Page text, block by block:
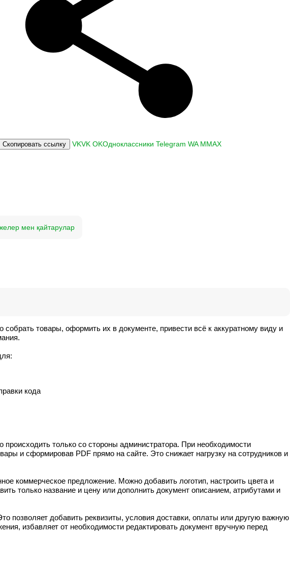
Скопировать ссылку VKVK OKОдноклассники Telegram WA MMAX
мен қайтарулар
товары, оформить их в документе, привести всё к аккуратному виду и
кода
только со стороны администратора. При необходимости
и сформировав PDF прямо на сайте. Это снижает нагрузку на сотрудников и
коммерческое предложение. Можно добавить логотип, настроить цвета и
только название и цену или дополнить документ описанием, атрибутами и
позволяет добавить реквизиты, условия доставки, оплаты или другую важную
избавляет от необходимости редактировать документ вручную перед